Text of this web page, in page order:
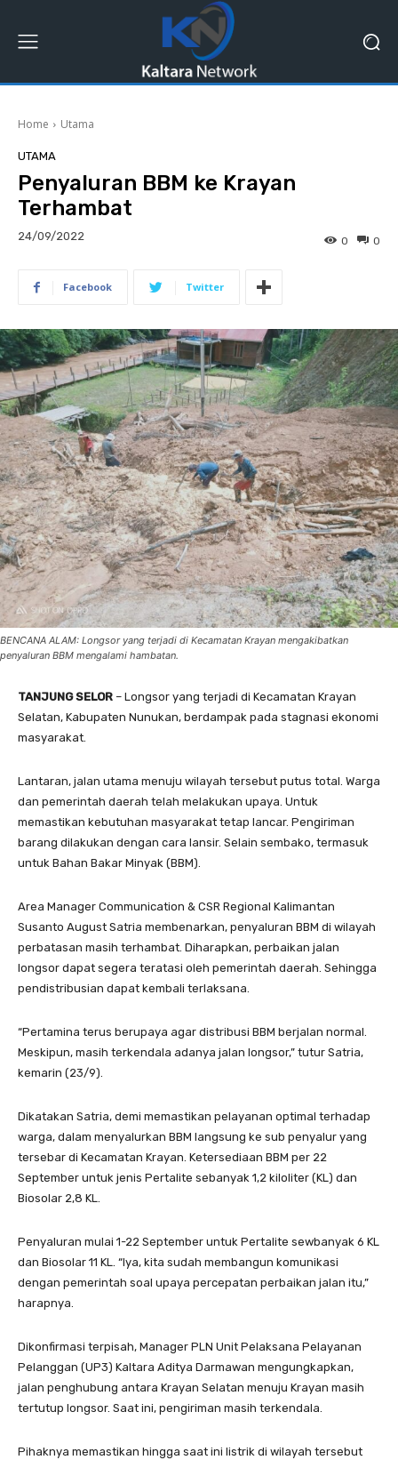
Home Utama
UTAMA
Penyaluran BBM ke Krayan
Terhambat
24/09/2022 0
0
Facebook Twitter
BENCANA ALAM: Longsor yang terjadi di Kecamatan Krayan mengakibatkan
penyaluran BBM mengalami hambatan.
TANJUNG SELOR – Longsor yang terjadi di Kecamatan Krayan
Selatan, Kabupaten Nunukan, berdampak pada stagnasi ekonomi
masyarakat.
Lantaran, jalan utama menuju wilayah tersebut putus total. Warga
dan pemerintah daerah telah melakukan upaya. Untuk
memastikan kebutuhan masyarakat tetap lancar. Pengiriman
barang dilakukan dengan cara lansir. Selain sembako, termasuk
untuk Bahan Bakar Minyak (BBM).
Area Manager Communication & CSR Regional Kalimantan
Susanto August Satria membenarkan, penyaluran BBM di wilayah
perbatasan masih terhambat. Diharapkan, perbaikan jalan
longsor dapat segera teratasi oleh pemerintah daerah. Sehingga
pendistribusian dapat kembali terlaksana.
“Pertamina terus berupaya agar distribusi BBM berjalan normal.
Meskipun, masih terkendala adanya jalan longsor,” tutur Satria,
kemarin (23/9).
Dikatakan Satria, demi memastikan pelayanan optimal terhadap
warga, dalam menyalurkan BBM langsung ke sub penyalur yang
tersebar di Kecamatan Krayan. Ketersediaan BBM per 22
September untuk jenis Pertalite sebanyak 1,2 kiloliter (KL) dan
Biosolar 2,8 KL.
Penyaluran mulai 1-22 September untuk Pertalite sewbanyak 6 KL
dan Biosolar 11 KL. “Iya, kita sudah membangun komunikasi
dengan pemerintah soal upaya percepatan perbaikan jalan itu,”
harapnya.
Dikonfirmasi terpisah, Manager PLN Unit Pelaksana Pelayanan
Pelanggan (UP3) Kaltara Aditya Darmawan mengungkapkan,
jalan penghubung antara Krayan Selatan menuju Krayan masih
tertutup longsor. Saat ini, pengiriman masih terkendala.
Pihaknya memastikan hingga saat ini listrik di wilayah tersebut